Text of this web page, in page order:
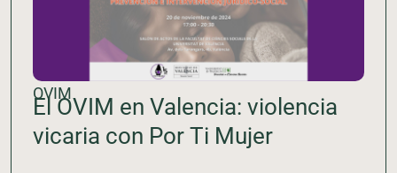
OVIM
El OVIM en Valencia: violencia
vicaria con Por Ti Mujer